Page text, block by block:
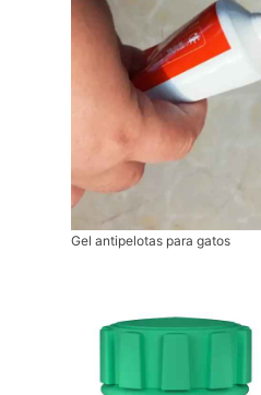
Gel antipelotas para gatos